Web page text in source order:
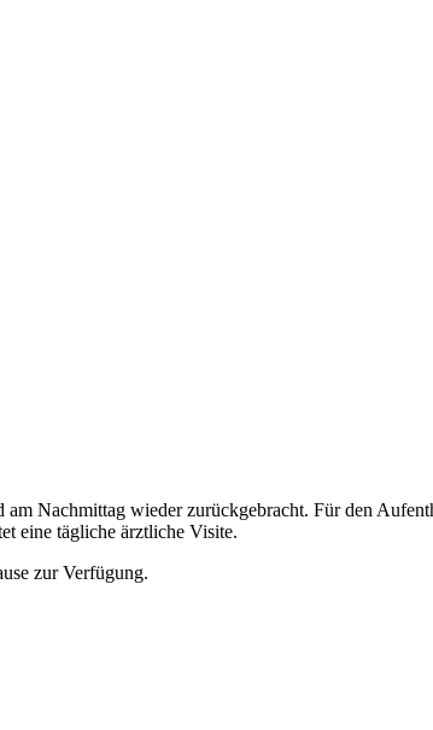
Nachmittag wieder zurückgebracht. Für den
eine tägliche ärztliche Visite.
zur Verfügung.